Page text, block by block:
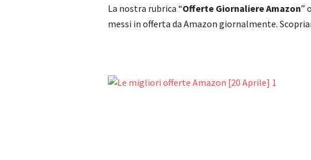
La nostra rubrica “Offerte Giornaliere Amazon”
messi in offerta da Amazon giornalmente.